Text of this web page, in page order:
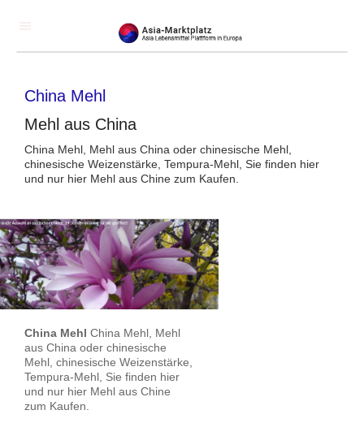
China Mehl
Mehl aus China
China Mehl, Mehl aus China oder chinesische Mehl,
chinesische Weizenstärke, Tempura-Mehl, Sie finden hier
und nur hier Mehl aus Chine zum Kaufen.
China Mehl China Mehl, Mehl
aus China oder chinesische
Mehl, chinesische Weizenstärke,
Tempura-Mehl, Sie finden hier
und nur hier Mehl aus Chine
zum Kaufen.